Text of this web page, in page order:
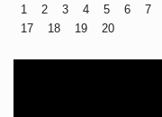
1 2 3 4 5 6 7
17
18 19 20